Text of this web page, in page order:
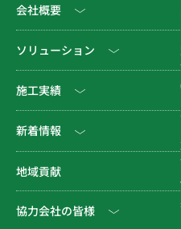
会社概要
社長挨拶
会社沿革
拠点一覧
企業倫理規定
ソリューション
公共工事
住宅関連
各種連携
施工実績
土木
建築（民間）
新着情報
NEWS & EVENT
地域貢献
協力会社の皆様